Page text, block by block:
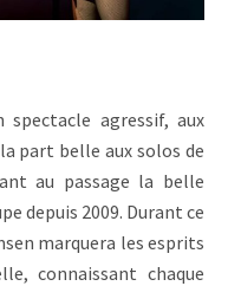
agressif, aux
part belle aux solos de
au passage la belle
depuis 2009. Durant ce
marquera les esprits
connaissant chaque